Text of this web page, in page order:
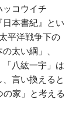
ッコウイチ
本書紀』とい
平洋戦争下の
太い綱」、
「八紘一宇」は
、言い換えると
の家」と考える